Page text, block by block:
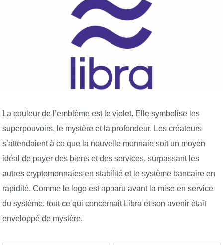
La couleur de l’emblème est le violet. Elle symbolise les
superpouvoirs, le mystère et la profondeur. Les créateurs
s’attendaient à ce que la nouvelle monnaie soit un moyen
idéal de payer des biens et des services, surpassant les
autres cryptomonnaies en stabilité et le système bancaire en
rapidité. Comme le logo est apparu avant la mise en service
du système, tout ce qui concernait Libra et son avenir était
enveloppé de mystère.